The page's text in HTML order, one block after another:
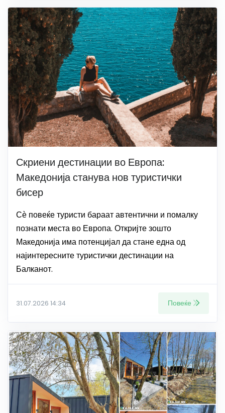
Скриени дестинации во Европа:
Македонија станува нов туристички
бисер
Сѐ повеќе туристи бараат автентични и помалку
познати места во Европа. Откријте зошто
Македонија има потенцијал да стане една од
најинтересните туристички дестинации на
Балканот.
31.07.2026 14:34 Повеќе